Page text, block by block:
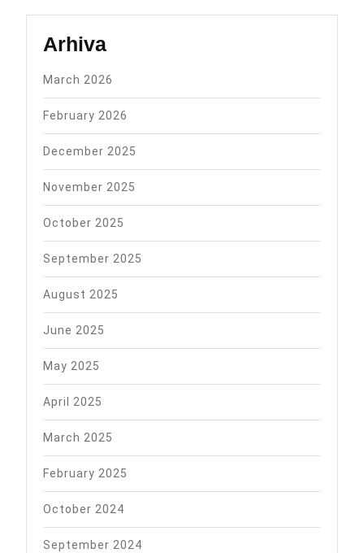
Arhiva
March 2026
February 2026
December 2025
November 2025
October 2025
September 2025
August 2025
June 2025
May 2025
April 2025
March 2025
February 2025
October 2024
September 2024